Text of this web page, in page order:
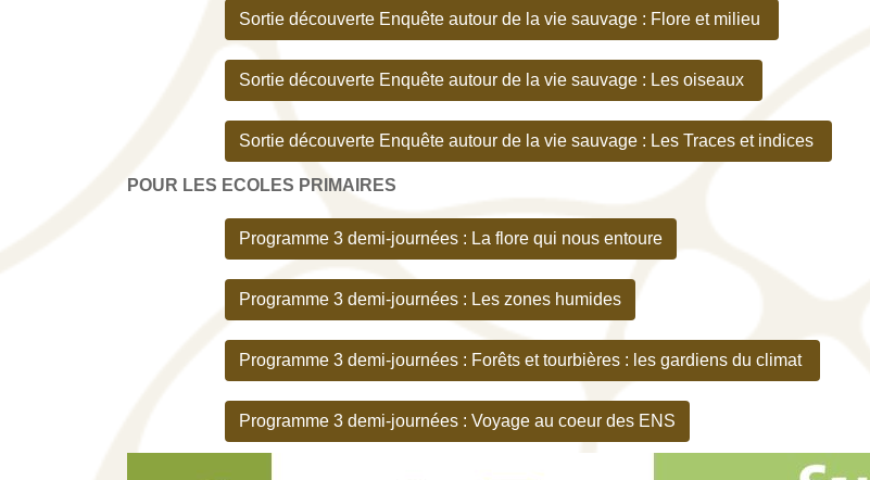
Sortie découverte Enquête autour de la vie sauvage : Flore et milieu
Sortie découverte Enquête autour de la vie sauvage : Les oiseaux
Sortie découverte Enquête autour de la vie sauvage : Les Traces et indices
POUR LES ECOLES PRIMAIRES
Programme 3 demi-journées : La flore qui nous entoure
Programme 3 demi-journées : Les zones humides
Programme 3 demi-journées : Forêts et tourbières : les gardiens du climat
Programme 3 demi-journées : Voyage au coeur des ENS